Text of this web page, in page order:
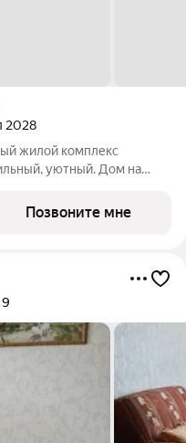
2028
жилой комплекс
уютный. Дом на
инфраструктурой,
Позвоните мне
9